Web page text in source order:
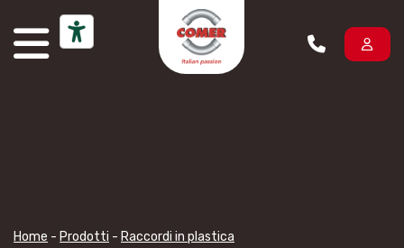
Home - Prodotti - Raccordi in plastica